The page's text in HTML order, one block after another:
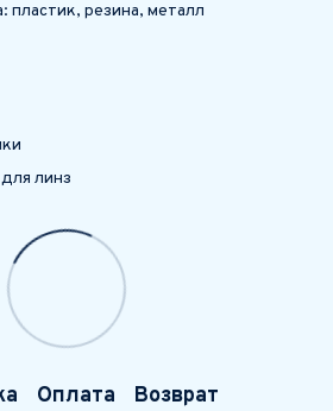
пластик, резина, металл
линз
Оплата Возврат